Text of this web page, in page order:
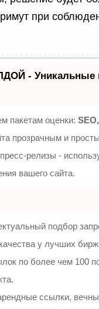
при
- Уникальные
пакетам оценки:
прозрачным и
релизы -
вашего сайта.
подбор
у лучших
по более чем 100
ссылки,